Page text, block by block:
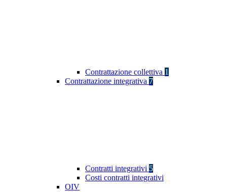
Contrattazione collettiva 1
Contrattazione integrativa 7
Contratti integrativi 5
Costi contratti integrativi
OIV